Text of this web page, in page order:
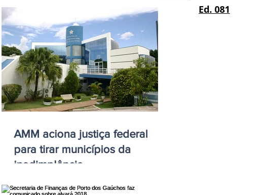
AMM aciona justiça federal
para tirar municípios da
inadimplência
Ed. 081